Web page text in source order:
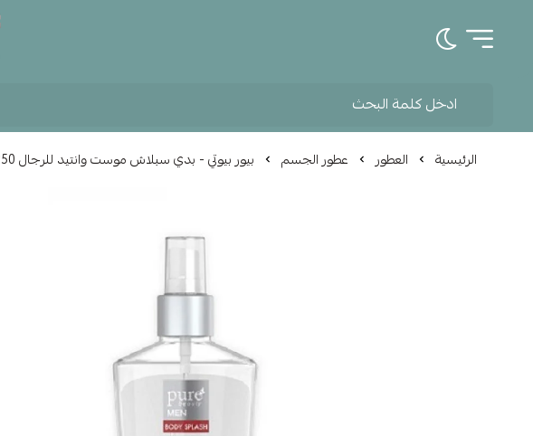
تبديل الوضع الداكن
الرئيسية العطور عطور الجسم بيور بيوتي - بدي سبلاش موست وانتيد للرجال 250 مل